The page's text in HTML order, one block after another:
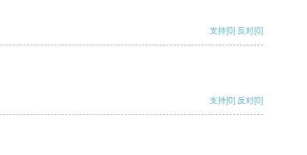
支持[0] 反对[0]
支持[0] 反对[0]